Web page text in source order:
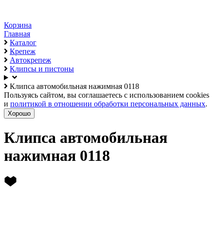
Корзина
Главная
Каталог
Крепеж
Автокрепеж
Клипсы и пистоны
Клипса автомобильная нажимная 0118
Пользуясь сайтом, вы соглашаетесь с использованием cookies
и политикой в отношении обработки персональных данных.
Хорошо
Клипса автомобильная
нажимная 0118